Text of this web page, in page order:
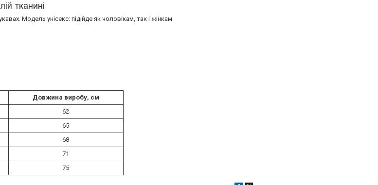
тканині
Модель унісекс: підійде як чоловікам, так і жінкам
Довжина виробу, см
62
65
68
71
75